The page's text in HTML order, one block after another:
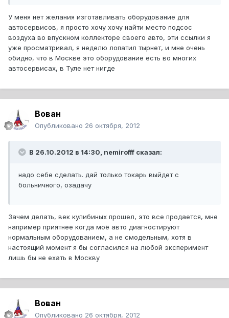
У меня нет желания изготавливать оборудование для
автосервисов, я просто хочу хочу найти место подсос
воздуха во впускном коллекторе своего авто, эти ссылки я
уже просматривал, я неделю лопатил тырнет, и мне очень
обидно, что в Москве это оборудование есть во многих
автосервисах, в Туле нет нигде
Вован
Опубликовано 26 октября, 2012
В 26.10.2012 в 14:30, nemirofff сказал:
надо себе сделать. дай только токарь выйдет с
больничного, озадачу
Зачем делать, век кулибиных прошел, это все продается, мне
например приятнее когда моё авто диагностируют
нормальным оборудованием, а не смодельным, хотя в
настоящий момент я бы согласился на любой эксперимент
лишь бы не ехать в Москву
Вован
Опубликовано 26 октября, 2012